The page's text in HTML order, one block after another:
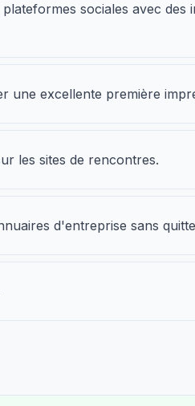
sociales avec des
une excellente première
les sites de rencontres.
d'entreprise sans